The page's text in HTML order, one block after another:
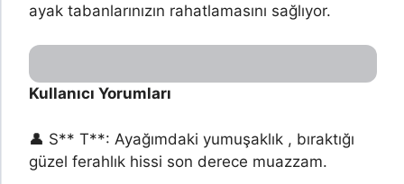
ayak tabanlarınızın rahatlamasını sağlıyor.
Kullanıcı Yorumları
👤 S** T**: Ayağımdaki yumuşaklık , bıraktığı
güzel ferahlık hissi son derece muazzam.